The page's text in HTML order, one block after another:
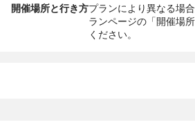
開催場所と行き方プランにより異なる場
ランページの「開催場
ください。